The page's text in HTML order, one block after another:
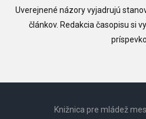
Uverejnené názory vyjadrujú
článkov. Redakcia časopisu si
Knižnica pre mládež